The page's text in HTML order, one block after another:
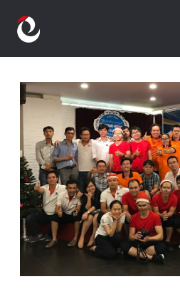
//KỶ NIỆM 4 NĂM THÀNH
VIỆT NAM